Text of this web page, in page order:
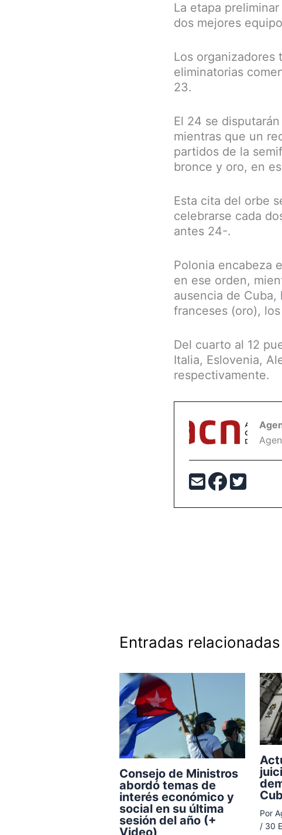
La etapa
dos mejores
Los organizadores
eliminatorias
23.
El 24 se
mientras que un
partidos de la
bronce y oro, en
Esta cita del orbe
celebrarse cada
antes 24-.
Polonia encabeza
en ese orden,
ausencia de
franceses (oro),
Del cuarto al 12
Italia, Eslovenia,
respectivamente.
Entradas relacionadas
Consejo de Ministros
abordó temas de
interés económico y
social en su última
sesión del año (+
Por
/ 30